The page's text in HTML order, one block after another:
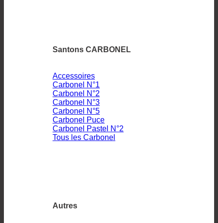
Santons CARBONEL
Accessoires
Carbonel N°1
Carbonel N°2
Carbonel N°3
Carbonel N°5
Carbonel Puce
Carbonel Pastel N°2
Tous les Carbonel
Autres